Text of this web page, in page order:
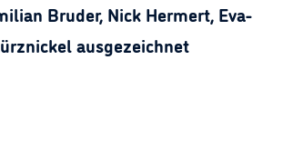
Bruder, Nick Hermert, Eva-
ausgezeichnet